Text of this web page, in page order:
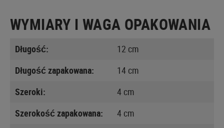
WYMIARY I WAGA OPAKOWANIA
Długość:
12 cm
Długość zapakowana:
14 cm
Szeroki:
4 cm
Szerokość zapakowana:
4 cm